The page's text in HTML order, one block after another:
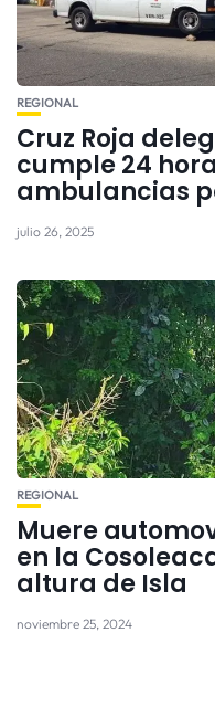
REGIONAL
Cruz Roja
cumple 24
ambulancias
julio 26, 2025
REGIONAL
Muere
en la
altura de Isla
noviembre 25, 2024